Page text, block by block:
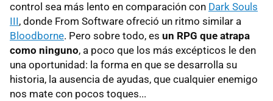
control sea más lento en comparación con Dark Souls
III, donde From Software ofreció un ritmo similar a
Bloodborne. Pero sobre todo, es un RPG que atrapa
como ninguno, a poco que los más excépticos le den
una oportunidad: la forma en que se desarrolla su
historia, la ausencia de ayudas, que cualquier enemigo
nos mate con pocos toques...